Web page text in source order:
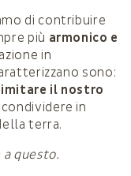
di contribuire
più armonico e
in
sono:
il nostro
in
terra.
questo.